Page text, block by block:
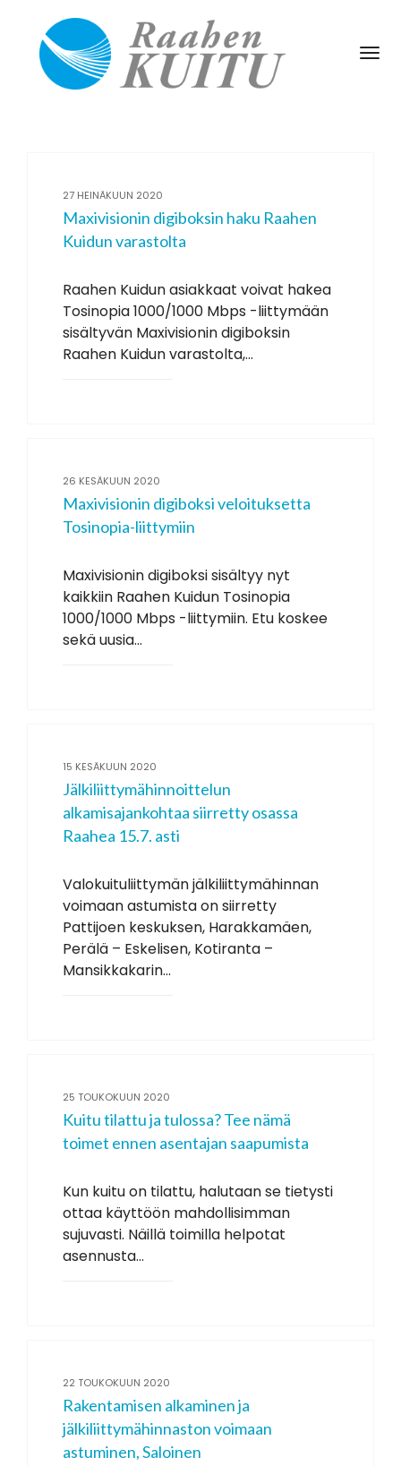
27 HEINÄKUUN 2020
Maxivisionin digiboksin haku Raahen
Kuidun varastolta
Raahen Kuidun asiakkaat voivat hakea
Tosinopia 1000/1000 Mbps -liittymään
sisältyvän Maxivisionin digiboksin
Raahen Kuidun varastolta,...
26 KESÄKUUN 2020
Maxivisionin digiboksi veloituksetta
Tosinopia-liittymiin
Maxivisionin digiboksi sisältyy nyt
kaikkiin Raahen Kuidun Tosinopia
1000/1000 Mbps -liittymiin. Etu koskee
sekä uusia...
15 KESÄKUUN 2020
Jälkiliittymähinnoittelun
alkamisajankohtaa siirretty osassa
Raahea 15.7. asti
Valokuituliittymän jälkiliittymähinnan
voimaan astumista on siirretty
Pattijoen keskuksen, Harakkamäen,
Perälä – Eskelisen, Kotiranta –
Mansikkakarin...
25 TOUKOKUUN 2020
Kuitu tilattu ja tulossa? Tee nämä
toimet ennen asentajan saapumista
Kun kuitu on tilattu, halutaan se tietysti
ottaa käyttöön mahdollisimman
sujuvasti. Näillä toimilla helpotat
asennusta...
22 TOUKOKUUN 2020
Rakentamisen alkaminen ja
jälkiliittymähinnaston voimaan
astuminen, Saloinen